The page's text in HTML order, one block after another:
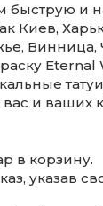
быструю и
Киев,
Винница,
вас и ваших
в корзину.
указав